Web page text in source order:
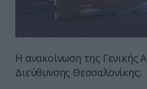
Η ανακοίνωση της Γενικής
Διεύθυνσης Θεσσαλονίκης: